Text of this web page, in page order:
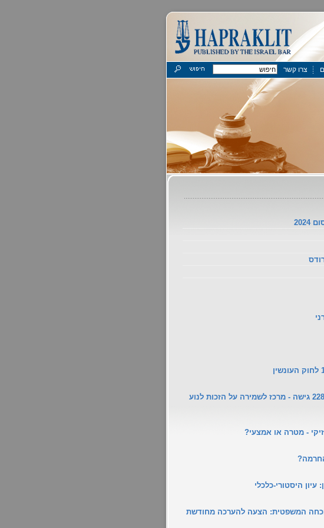
צרו קשר
בין שתי ערים: מחשבות על אודות בג"ץ 2280/24 גישה - מרכז לשמירה על הזכות לנוע
- מטרה או אמצעי?
המשפטית: הצעה להערכה מחודשת